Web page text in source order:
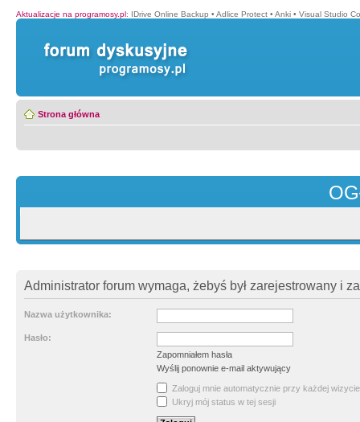
Aktualizacje na programosy.pl: IDrive Online Backup • Adlice Protect • Anki • Visual Studio
Strona główna
Administrator forum wymaga, żebyś był zarejestrowany i
Nazwa użytkownika:
Hasło:
Zapomniałem hasła
Wyślij ponownie e-mail aktywujący
Zaloguj mnie automatycznie przy każdej wizycie
Ukryj mój status w tej sesji